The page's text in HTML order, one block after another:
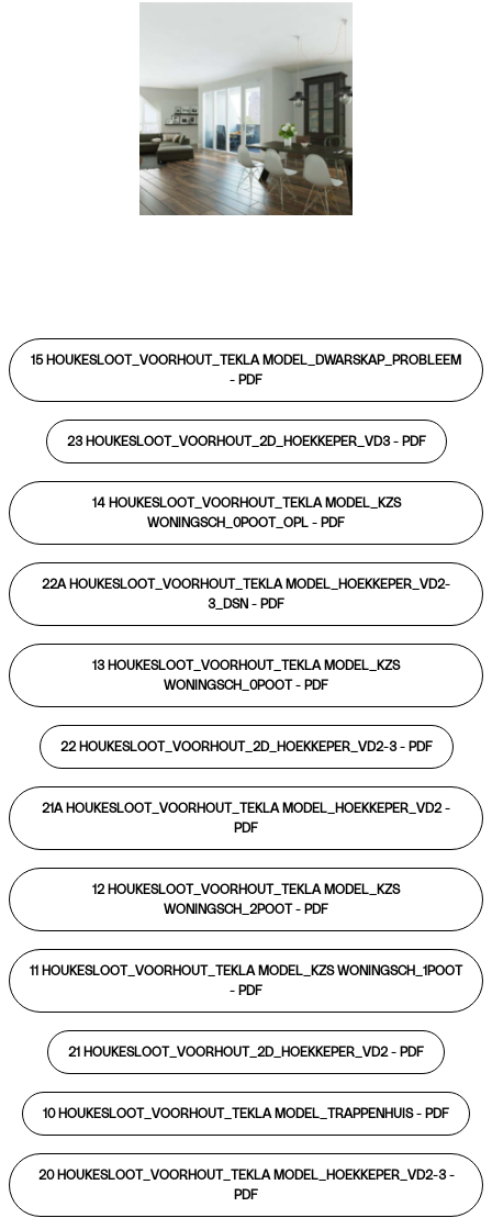
15 HOUKESLOOT_VOORHOUT_TEKLA MODEL_DWARSKAP_PROBLEEM
- PDF
23 HOUKESLOOT_VOORHOUT_2D_HOEKKEPER_VD3 - PDF
14 HOUKESLOOT_VOORHOUT_TEKLA MODEL_KZS
WONINGSCH_0POOT_OPL - PDF
22A HOUKESLOOT_VOORHOUT_TEKLA MODEL_HOEKKEPER_VD2-
3_DSN - PDF
13 HOUKESLOOT_VOORHOUT_TEKLA MODEL_KZS
WONINGSCH_0POOT - PDF
22 HOUKESLOOT_VOORHOUT_2D_HOEKKEPER_VD2-3 - PDF
21A HOUKESLOOT_VOORHOUT_TEKLA MODEL_HOEKKEPER_VD2 -
PDF
12 HOUKESLOOT_VOORHOUT_TEKLA MODEL_KZS
WONINGSCH_2POOT - PDF
11 HOUKESLOOT_VOORHOUT_TEKLA MODEL_KZS WONINGSCH_1POOT
- PDF
21 HOUKESLOOT_VOORHOUT_2D_HOEKKEPER_VD2 - PDF
10 HOUKESLOOT_VOORHOUT_TEKLA MODEL_TRAPPENHUIS - PDF
20 HOUKESLOOT_VOORHOUT_TEKLA MODEL_HOEKKEPER_VD2-3 -
PDF